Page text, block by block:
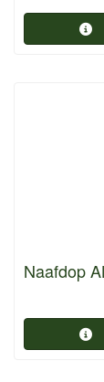
Naafdop